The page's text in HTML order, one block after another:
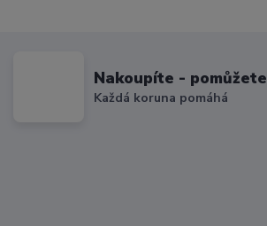
Nakoupíte - pomůžete
Každá koruna pomáhá